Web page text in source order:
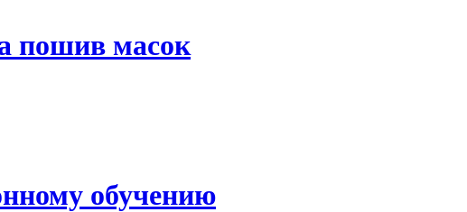
пошив масок
обучению